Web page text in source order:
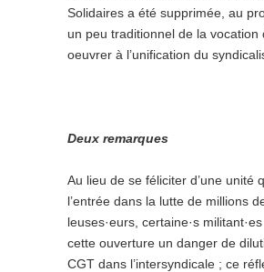
Solidaires a été supprimée, au
un peu traditionnel de la vocation
oeuvrer à l’unification du
Deux remarques
Au lieu de se féliciter d’une unité
l’entrée dans la lutte de millions
leuses·eurs, certaine·s
cette ouverture un danger de
CGT dans l’intersyndicale ; ce